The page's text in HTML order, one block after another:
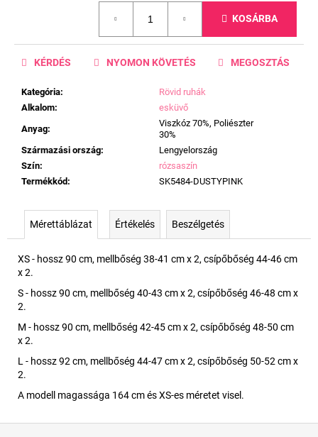
KOSÁRBA
Kategória:
Rövid ruhák
Alkalom:
esküvő
Anyag:
Viszkóz 70%, Poliészter
30%
Származási ország:
Lengyelország
Szín:
rózsaszín
Termékkód: SK5484-DUSTYPINK
KÉRDÉS NYOMON KÖVETÉS MEGOSZTÁS
Mérettáblázat Értékelés Beszélgetés
XS - hossz 90 cm, mellbőség 38-41 cm x 2, csípőbőség 44-46 cm
x 2.
S - hossz 90 cm, mellbőség 40-43 cm x 2, csípőbőség 46-48 cm x
2.
M - hossz 90 cm, mellbőség 42-45 cm x 2, csípőbőség 48-50 cm
x 2.
L - hossz 92 cm, mellbőség 44-47 cm x 2, csípőbőség 50-52 cm x
2.
A modell magassága 164 cm és XS-es méretet visel.